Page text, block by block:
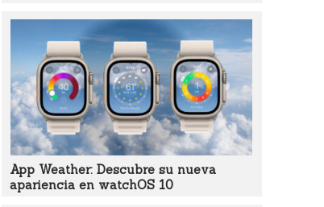
App Weather: Descubre su nueva
apariencia en watchOS 10